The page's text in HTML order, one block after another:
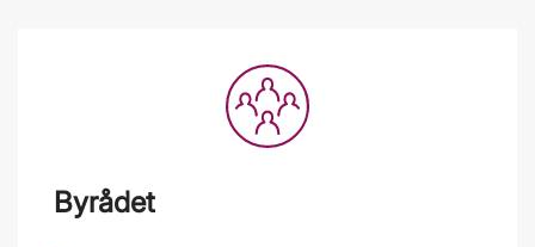
Byrådet